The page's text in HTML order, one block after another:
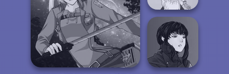
Tokyo Mew Mew
Creator